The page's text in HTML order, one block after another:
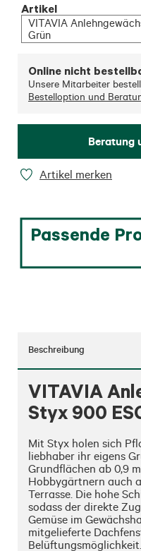
Artikel
VITAVIA
Grün
Online nicht
Unsere Mitarbeiter
Bestelloption und
Beratung
Artikel merken
Passende
Beschreibung
VITAVIA
Styx 900
Mit Styx holen sich
liebhaber ihr eigens
Grundflächen ab 0,9
Hobbygärtnern auch
Terrasse. Die hohe
sodass der direkte
Gemüse im
mitgelieferte